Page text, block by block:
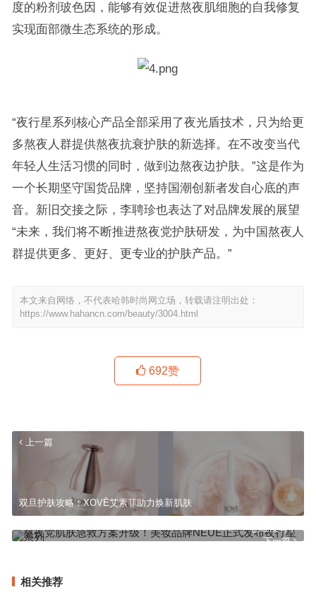
度的粉剂玻色因，能够有效促进熬夜肌细胞的自我修复
实现面部微生态系统的形成。
“夜行星系列核心产品全部采用了夜光盾技术，只为给更
多熬夜人群提供熬夜抗衰护肤的新选择。在不改变当代
年轻人生活习惯的同时，做到边熬夜边护肤。”这是作为
一个长期坚守国货品牌，坚持国潮创新者发自心底的声
音。新旧交接之际，李聘珍也表达了对品牌发展的展望
“未来，我们将不断推进熬夜党护肤研发，为中国熬夜人
群提供更多、更好、更专业的护肤产品。”
本文来自网络，不代表哈韩时尚网立场，转载请注明出处：
https://www.hahancn.com/beauty/3004.html
692赞
上一篇
双旦护肤攻略：XOVĒ艾素菲助力焕新肌肤
下一篇
已经没有了
相关推荐